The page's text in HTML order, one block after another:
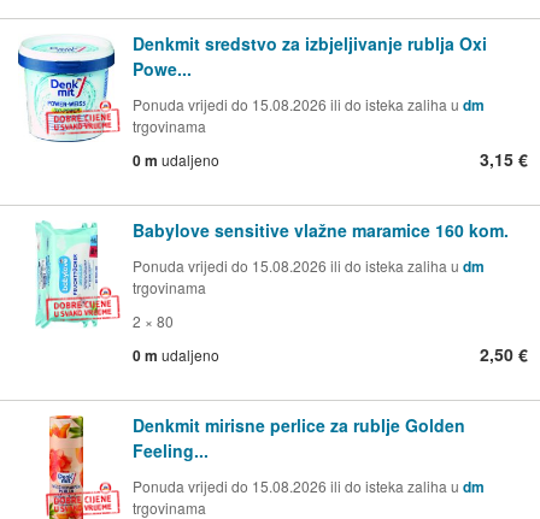
Denkmit sredstvo za izbjeljivanje rublja Oxi
Powe...
Ponuda vrijedi do 15.08.2026 ili do isteka zaliha u dm
trgovinama
0 m udaljeno 3,15 €
Babylove sensitive vlažne maramice 160 kom.
Ponuda vrijedi do 15.08.2026 ili do isteka zaliha u dm
trgovinama
2 × 80
0 m udaljeno 2,50 €
Denkmit mirisne perlice za rublje Golden
Feeling...
Ponuda vrijedi do 15.08.2026 ili do isteka zaliha u dm
trgovinama